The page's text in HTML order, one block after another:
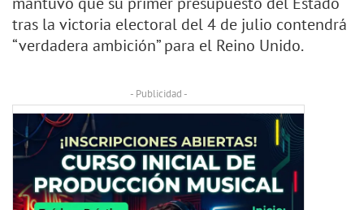
tras la victoria electoral del 4 de julio contendrá
“verdadera ambición” para el Reino Unido.
- Publicidad -